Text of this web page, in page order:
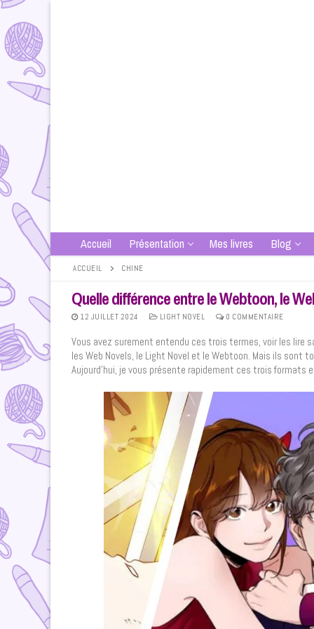
Accueil Présentation Mes livres Blog
ACCUEIL CHINE
Quelle différence entre le Webtoon, le
12 JUILLET 2024 LIGHT NOVEL 0 COMMENTAIRE
Vous avez surement entendu ces trois termes, voir les lire
les Web Novels, le Light Novel et le Webtoon. Mais ils sont
Aujourd’hui, je vous présente rapidement ces trois formats